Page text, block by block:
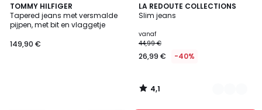
TOMMY HILFIGER
Tapered jeans met versmalde
pijpen, met bit en vlaggetje
149,90 €
LA REDOUTE COLLECTIONS
Slim jeans
vanaf
44,99 €
26,99 € -40%
4,1
/ 5
3
Kleuren
4,1
/